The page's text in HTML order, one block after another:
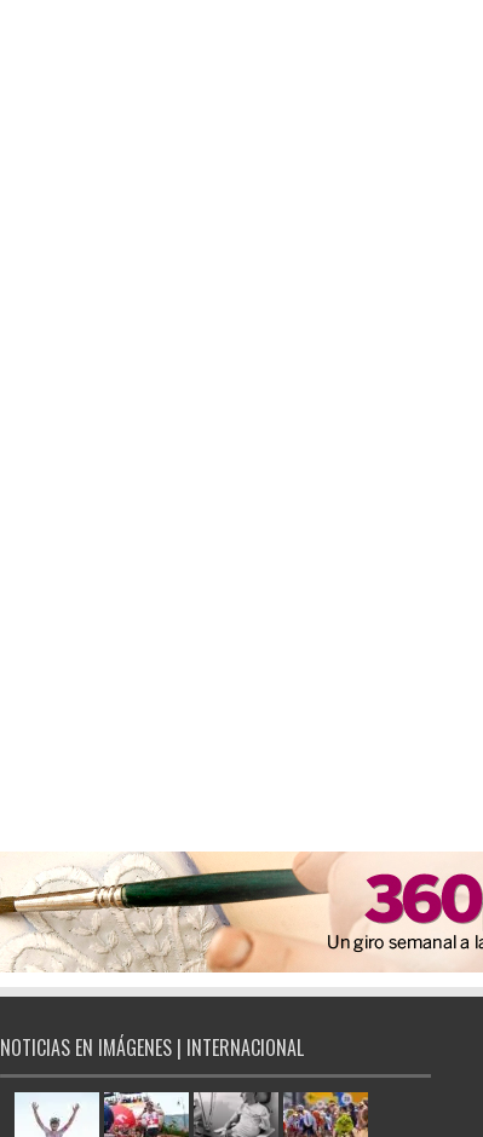
NOTICIAS EN IMÁGENES | INTERNACIONAL